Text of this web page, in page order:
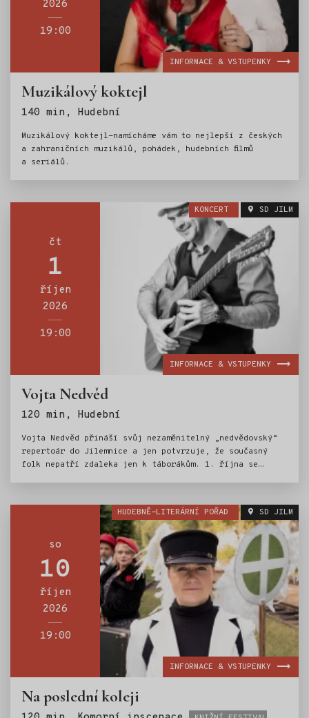
2026
19:00
Muzikálový koktejl
140 min, Hudební
Muzikálový koktejl-namícháme vám to nejlepší z českých
a zahraničních muzikálů, pohádek, hudebních filmů
a seriálů.
INFORMACE & VSTUPENKY
čt
1
říjen
2026
19:00
KONCERT SD JILM
Vojta Nedvěd
120 min, Hudební
Vojta Nedvěd přináší svůj nezaměnitelný „nedvědovský“
repertoár do Jilemnice a jen potvrzuje, že současný
folk nepatří zdaleka jen k táborákům. 1. října se
nebe. Koncert vkusně doplní nezapomenutelnými písněmi
svého otce Františka Nedvěda, strýce Honzy Nedvěda a
jejich kamaráda Wabiho Daňka.
INFORMACE & VSTUPENKY
so
10
říjen
2026
19:00
HUDEBNĚ-LITERÁRNÍ POŘAD SD JILM
Na poslední koleji
INFORMACE & VSTUPENKY